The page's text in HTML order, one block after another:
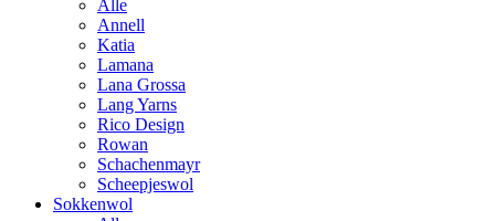
Alle
Annell
Katia
Lamana
Lana Grossa
Lang Yarns
Rico Design
Rowan
Schachenmayr
Scheepjeswol
Sokkenwol